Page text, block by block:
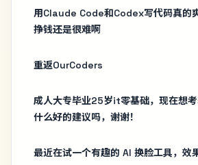
用Claude Code和Codex写代码真的
挣钱还是很难啊
重返OurCoders
成人大专毕业25岁it零基础，现在想
什么好的建议吗，谢谢！
最近在试一个有趣的 AI 换脸工具，效